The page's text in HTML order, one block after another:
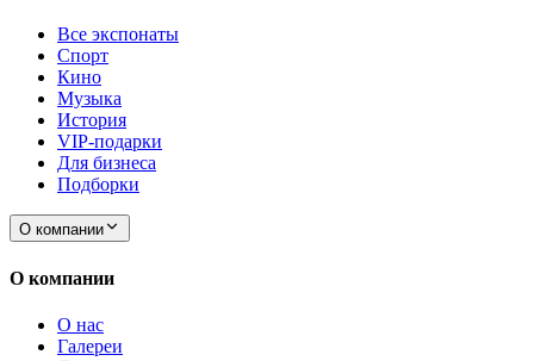
Все экспонаты
Спорт
Кино
Музыка
История
VIP-подарки
Для бизнеса
Подборки
О компании
О компании
О нас
Галереи